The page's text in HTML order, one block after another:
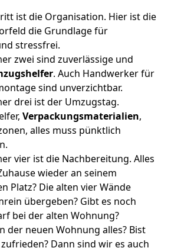
ist die Organisation. Hier ist die
die Grundlage für
stressfrei.
zwei sind zuverlässige und
. Auch Handwerker für
sind unverzichtbar.
drei ist der Umzugstag.
Verpackungsmaterialien,
alles muss pünktlich
vier ist die Nachbereitung. Alles
wieder an seinem
Platz? Die alten vier Wände
übergeben? Gibt es noch
bei der alten Wohnung?
der neuen Wohnung alles? Bist
Dann sind wir es auch